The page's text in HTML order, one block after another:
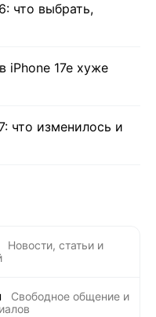
что выбрать,
iPhone 17e хуже
что изменилось и
Новости, статьи и
Свободное общение и